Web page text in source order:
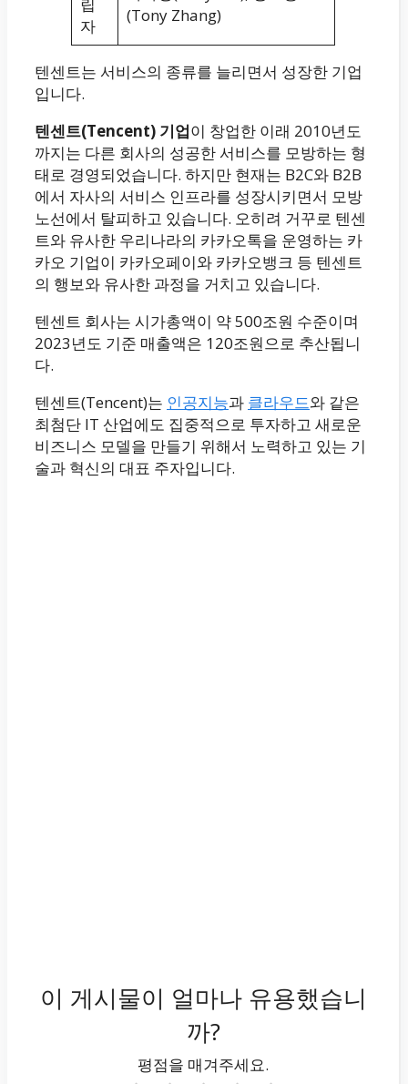
자
(Tony Zhang)
텐센트는 서비스의 종류를 늘리면서 성장한 기업
입니다.
텐센트(Tencent) 기업이 창업한 이래 2010년도
까지는 다른 회사의 성공한 서비스를 모방하는 형
태로 경영되었습니다. 하지만 현재는 B2C와 B2B
에서 자사의 서비스 인프라를 성장시키면서 모방
노선에서 탈피하고 있습니다. 오히려 거꾸로 텐센
트와 유사한 우리나라의 카카오톡을 운영하는 카
카오 기업이 카카오페이와 카카오뱅크 등 텐센트
의 행보와 유사한 과정을 거치고 있습니다.
텐센트 회사는 시가총액이 약 500조원 수준이며
2023년도 기준 매출액은 120조원으로 추산됩니
다.
텐센트(Tencent)는 인공지능과 클라우드와 같은
최첨단 IT 산업에도 집중적으로 투자하고 새로운
비즈니스 모델을 만들기 위해서 노력하고 있는 기
술과 혁신의 대표 주자입니다.
이 게시물이 얼마나 유용했습니
까?
평점을 매겨주세요.